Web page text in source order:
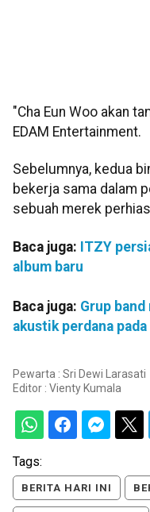
"Cha Eun Woo akan
EDAM Entertainment.
Sebelumnya, kedua
bekerja sama dalam
sebuah merek
Baca juga: ITZY
album baru
Baca juga: Grup
akustik perdana
Pewarta : Sri Dewi Larasati
Editor : Vienty Kumala
Tags:
BERITA HARI INI